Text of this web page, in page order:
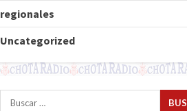
regionales
Uncategorized
Buscar: